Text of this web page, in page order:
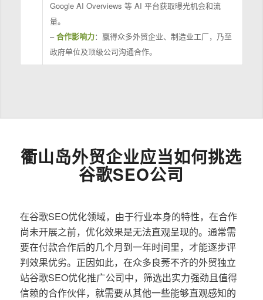
Google AI Overviews 等 AI 平台获取曝光机会和流
量。
–合作影响力：赢得众多外贸企业、制造业工厂，乃至
政府单位及顶级公司沟通合作。
衢山岛外贸企业应当如何挑选
谷歌SEO公司
在谷歌SEO优化领域，由于行业本身的特性，在合作
尚未开展之前，优化效果是无法直观呈现的。通常需
要在付款合作后的几个月到一年时间里，才能逐步评
判效果优劣。正因如此，在众多良莠不齐的外贸独立
站谷歌SEO优化推广公司中，筛选出实力强劲且值得
信赖的合作伙伴，就需要从其他一些能够直观感知的